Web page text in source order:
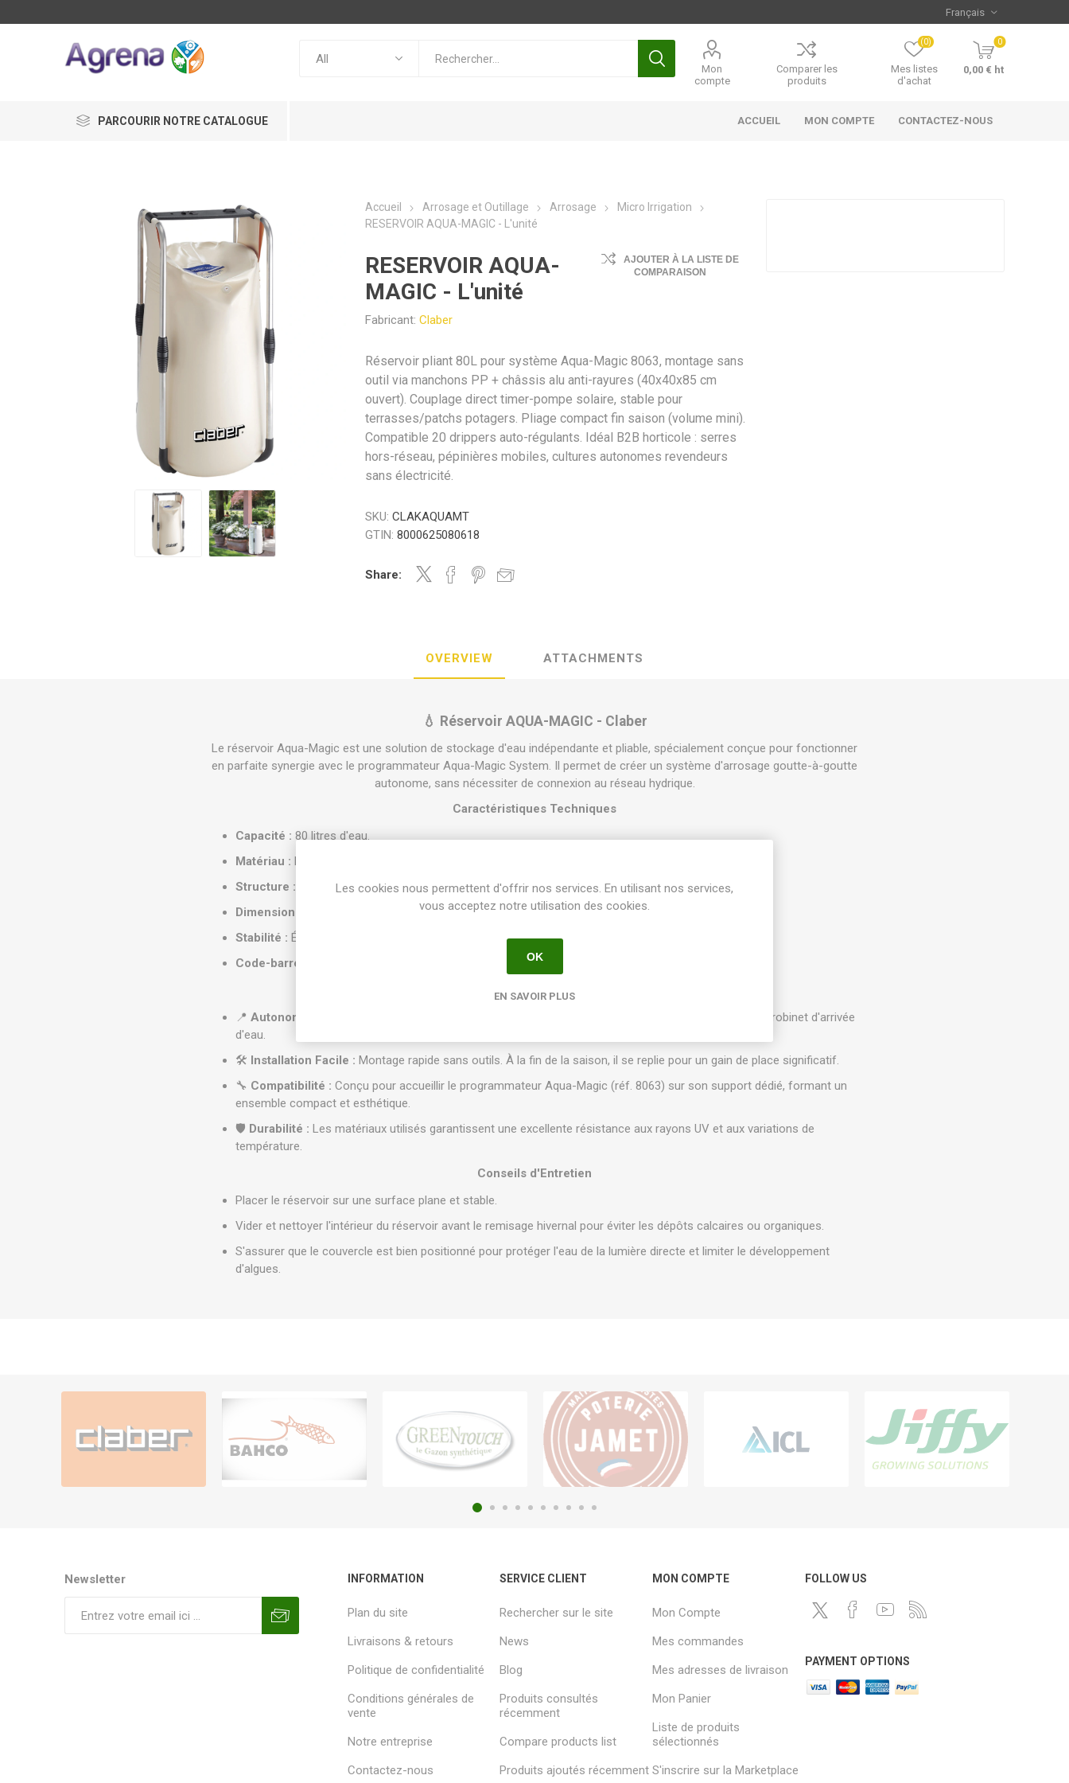
Mon
compte
Comparer les
produits
Mes listes
d'achat
(0) 0
0,00 € ht
PARCOURIR NOTRE CATALOGUE ACCUEIL MON COMPTE CONTACTEZ-NOUS
Accueil Arrosage et Outillage Arrosage
Micro Irrigation
RESERVOIR AQUA-MAGIC - L'unité
RESERVOIR AQUA-
MAGIC - L'unité
Fabricant: Claber
AJOUTER À LA LISTE DE
COMPARAISON
Réservoir pliant 80L pour système Aqua-Magic 8063, montage sans
outil via manchons PP + châssis alu anti-rayures (40x40x85 cm
ouvert). Couplage direct timer-pompe solaire, stable pour
terrasses/patchs potagers. Pliage compact fin saison (volume mini).
Compatible 20 drippers auto-régulants. Idéal B2B horticole : serres
hors-réseau, pépinières mobiles, cultures autonomes revendeurs
sans électricité.
SKU: CLAKAQUAMT
GTIN: 8000625080618
Share:
OVERVIEW ATTACHMENTS
💧 Réservoir AQUA-MAGIC - Claber
Le réservoir Aqua-Magic est une solution de stockage d'eau indépendante et pliable, spécialement conçue pour fonctionner
en parfaite synergie avec le programmateur Aqua-Magic System. Il permet de créer un système d'arrosage goutte-à-goutte
autonome, sans nécessiter de connexion au réseau hydrique.
Caractéristiques Techniques
Capacité : 80 litres d'eau.
Matériau : PVC haute résistance avec armature interne en polypropylène.
Structure : Pliable pour un encombrement minimal lors du stockage hivernal.
Dimensions :
40 x 40 cm (base) pour une hauteur de 85 cm.
Stabilité : Équipé de montants robustes et de pieds stabilisateurs pour un maintien optimal au sol.
Code-barres (EAN) :
Avantages et Usage
📍Autonomie Totale :
Idéal pour l'arrosage des balcons, terrasses et potagers urbains dépourvus de robinet d'arrivée
d'eau.
🛠️ Installation Facile : Montage rapide sans outils. À la fin de la saison, il se replie pour un gain de place significatif.
🔧 Compatibilité : Conçu pour accueillir le programmateur Aqua-Magic (réf. 8063) sur son support dédié, formant un
ensemble compact et esthétique.
🛡️ Durabilité : Les matériaux utilisés garantissent une excellente résistance aux rayons UV et aux variations de
température.
Conseils d'Entretien
Placer le réservoir sur une surface plane et stable.
Vider et nettoyer l'intérieur du réservoir avant le remisage hivernal pour éviter les dépôts calcaires ou organiques.
S'assurer que le couvercle est bien positionné pour protéger l'eau de la lumière directe et limiter le développement
d'algues.
Newsletter INFORMATION
Plan du site
Livraisons & retours
Politique de confidentialité
Conditions générales de
vente
Notre entreprise
Contactez-nous
SERVICE CLIENT
Rechercher sur le site
News
Blog
Produits consultés
récemment
Compare products list
Produits ajoutés récemment
MON COMPTE
Mon Compte
Mes commandes
Mes adresses de livraison
Mon Panier
Liste de produits
sélectionnés
S'inscrire sur la Marketplace
FOLLOW US
PAYMENT OPTIONS
Les cookies nous permettent d'offrir nos services. En utilisant nos services,
vous acceptez notre utilisation des cookies.
OK
EN SAVOIR PLUS